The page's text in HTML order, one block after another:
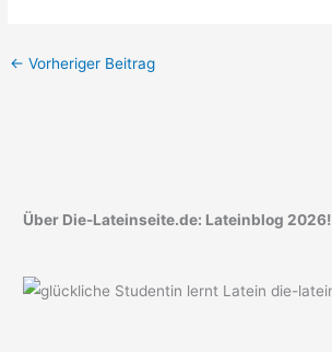
← Vorheriger Beitrag
Über Die-Lateinseite.de: Lateinblog 2026!